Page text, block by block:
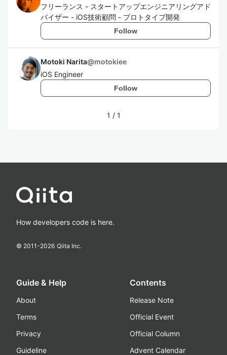
フリーランス - スタートアップエンジニアリングアド
バイザー - iOS技術顧問 - プロトタイプ開発
Follow
Motoki Narita@motokiee
iOS Engineer
Follow
1 / 1
How developers code is here.
© 2011-2026 Qiita Inc.
Guide & Help
About
Terms
Privacy
Guideline
Contents
Release Note
Official Event
Official Column
Advent Calendar